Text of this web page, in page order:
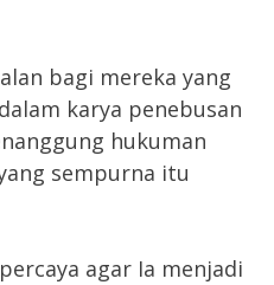
bagi mereka yang
karya penebusan
hukuman
sempurna itu
agar Ia menjadi